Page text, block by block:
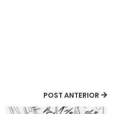
POST ANTERIOR